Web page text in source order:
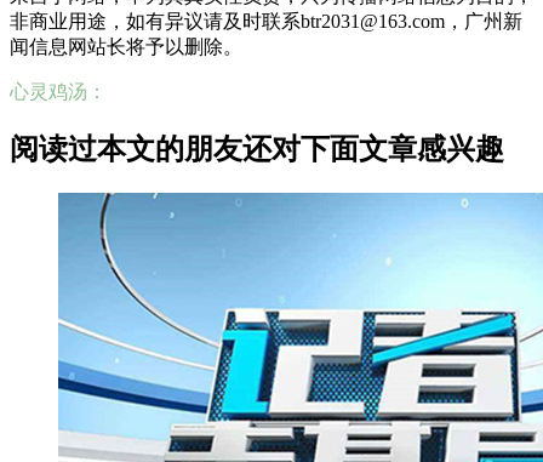
非商业用途，如有异议请及时联系btr2031@163.com，广州新
闻信息网站长将予以删除。
心灵鸡汤：
阅读过本文的朋友还对下面文章感兴趣